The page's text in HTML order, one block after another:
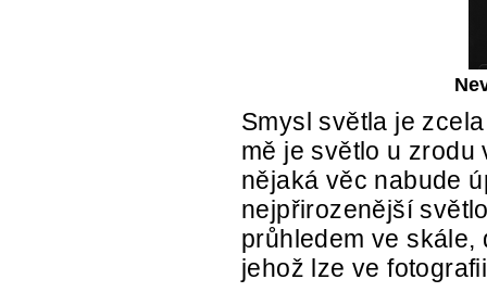
Smysl světla je
mě je světlo u zrodu
nějaká věc nabude
nejpřirozenější
průhledem ve
jehož lze ve